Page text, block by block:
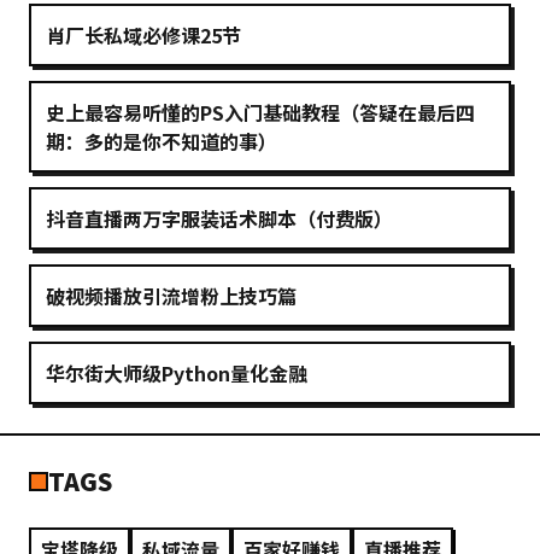
肖厂长私域必修课25节
史上最容易听懂的PS入门基础教程（答疑在最后四
期：多的是你不知道的事）
抖音直播两万字服装话术脚本（付费版）
破视频播放引流增粉上技巧篇
华尔街大师级Python量化金融
TAGS